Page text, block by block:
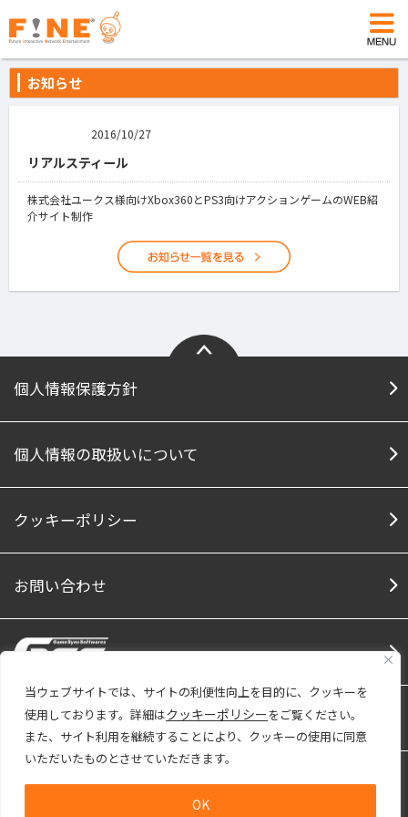
当ウェブサイトでは、サイトの利便性向上を目的に、クッキーを
使用しております。詳細はクッキーポリシーをご覧ください。
また、サイト利用を継続することにより、クッキーの使用に同意
いただいたものとさせていただきます。
OK
お知らせ
2016/10/27
リアルスティール
株式会社ユークス様向けXbox360とPS3向けアクションゲームのWEB紹
介サイト制作
個人情報保護方針
個人情報の取扱いについて
クッキーポリシー
お問い合わせ
Social Media
Note FacebookTwitter